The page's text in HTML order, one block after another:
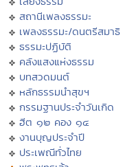
สถานีเพลงธรรมะ
เพลงธรรมะ/ดนตรีสมาธิ
ธรรมะปฏิบัติ
คลังแสงแห่งธรรม
บทสวดมนต์
หลักธรรมนำสุขฯ
กรรมฐานประจำวันเกิด
ฮีต ๑๒ คอง ๑๔
งานบุญประจำปี
ประเพณีทั่วไทย